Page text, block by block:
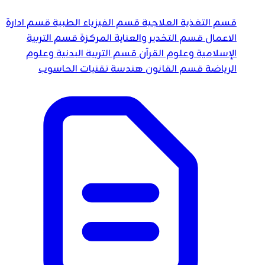
قسم التغذية العلاجيةقسم الفيزياء الطبيةقسم ادارة
الاعمالقسم التخدير والعناية المركزةقسم التربية
الإسلامية وعلوم القرآنقسم التربية البدنية وعلوم
الرياضةقسم القانونهندسة تقنيات الحاسوب